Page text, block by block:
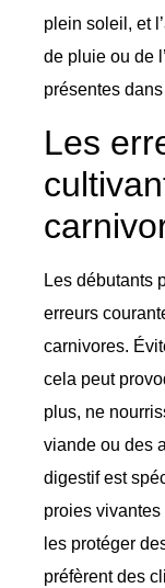
plein soleil, et
de pluie ou de
présentes
Les
Les débutants
erreurs
carnivores.
cela peut
plus, ne
viande ou des
digestif est
proies
les protéger
préfèrent des